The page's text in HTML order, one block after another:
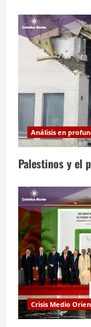
Análisis en
Palestinos y el
Crisis Medio